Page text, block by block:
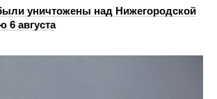
уничтожены над Нижегородской
6 августа